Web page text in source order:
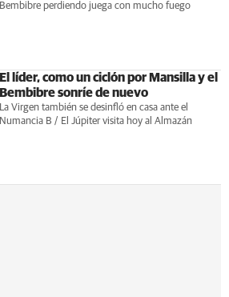
Bembibre perdiendo juega con mucho fuego
El líder, como un ciclón por Mansilla y el
Bembibre sonríe de nuevo
La Virgen también se desinfló en casa ante el
Numancia B / El Júpiter visita hoy al Almazán